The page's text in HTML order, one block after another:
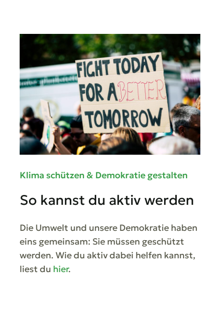
Klima schützen & Demokratie gestalten
So kannst du aktiv werden
Die Umwelt und unsere Demokratie haben
eins gemeinsam: Sie müssen geschützt
werden. Wie du aktiv dabei helfen kannst,
liest du hier.